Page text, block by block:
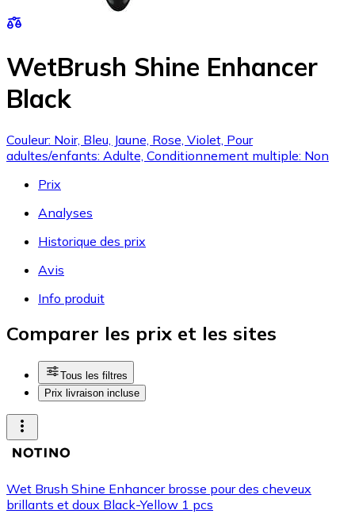
WetBrush Shine Enhancer
Black
Couleur: Noir, Bleu, Jaune, Rose, Violet, Pour
adultes/enfants: Adulte, Conditionnement multiple: Non
Prix
Analyses
Historique des prix
Avis
Info produit
Comparer les prix et les sites
Tous les filtres
Prix livraison incluse
Wet Brush Shine Enhancer brosse pour des cheveux
brillants et doux Black-Yellow 1 pcs